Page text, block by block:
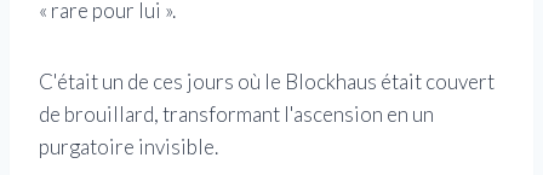
« rare pour lui ».
C'était un de ces jours où le Blockhaus était couvert
de brouillard, transformant l'ascension en un
purgatoire invisible.